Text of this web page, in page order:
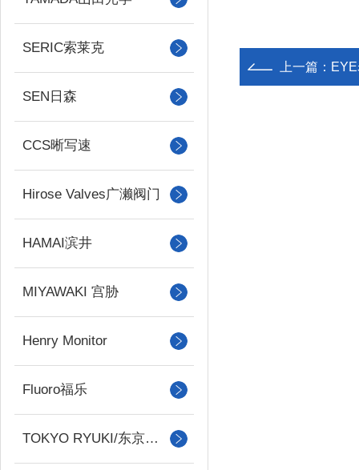
SERIC索莱克
SEN日森
CCS晰写速
Hirose Valves广濑阀门
HAMAI滨井
MIYAWAKI 宫胁
Henry Monitor
Fluoro福乐
TOKYO RYUKI/东京流机
上一篇：